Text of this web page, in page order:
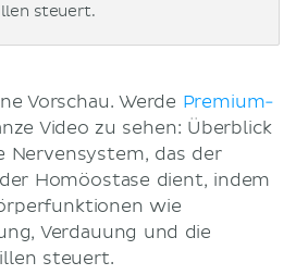
steuert.
Vorschau. Werde Premium-
Video zu sehen: Überblick
Nervensystem, das der
Homöostase dient, indem
wie
Verdauung und die
steuert.